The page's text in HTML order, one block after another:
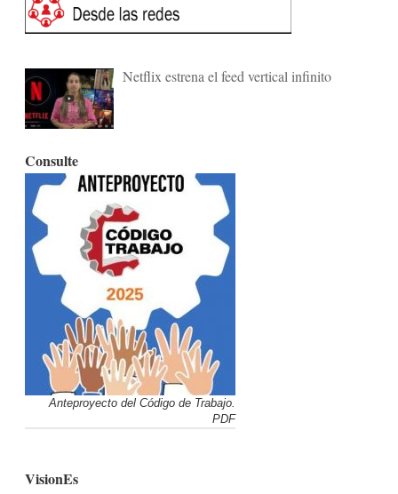
Netflix estrena el feed vertical infinito
Consulte
Anteproyecto del Código de Trabajo.
PDF
VisionEs